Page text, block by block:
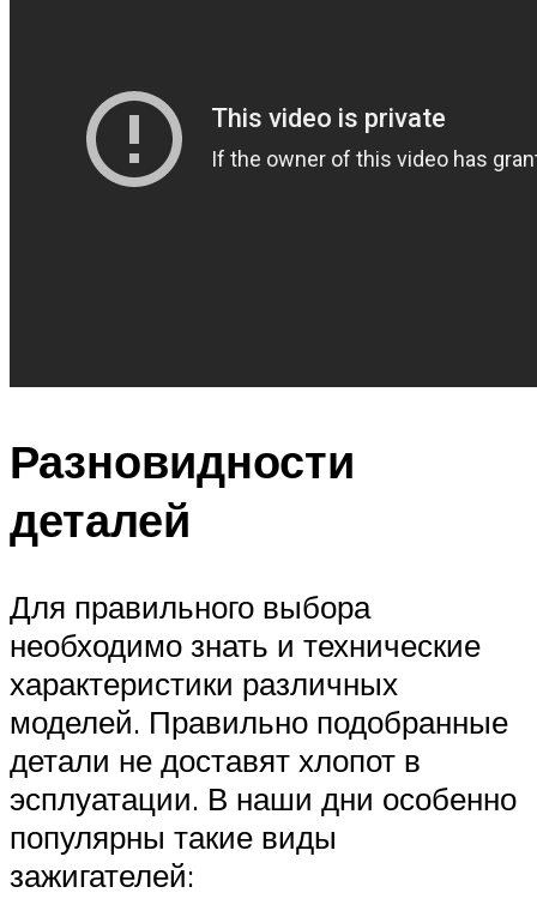
Разновидности
деталей
Для правильного выбора
необходимо знать и технические
характеристики различных
моделей. Правильно подобранные
детали не доставят хлопот в
эсплуатации. В наши дни особенно
популярны такие виды
зажигателей: